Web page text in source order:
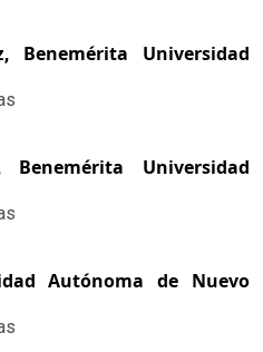
Benemérita Universidad
Benemérita Universidad
Autónoma de Nuevo